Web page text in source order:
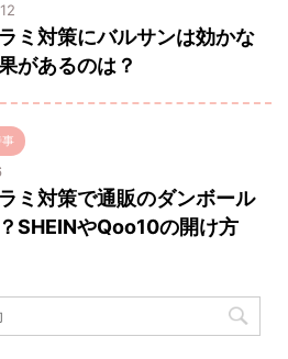
ミ対策にバルサンは効かな
があるのは？
ミ対策で通販のダンボール
SHEINやQoo10の開け方